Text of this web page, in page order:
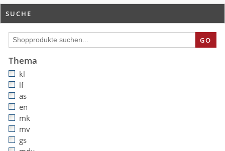
SUCHE
GO
Thema
kl
lf
as
en
mk
mv
gs